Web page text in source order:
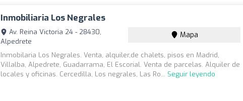
Inmobiliaria Los Negrales
Av. Reina Victoria 24 - 28430,
Alpedrete
Mapa
Inmobilaria Los Negrales. Venta, alquiler,de chalets, pisos en Madrid,
Villalba, Alpedrete, Guadarrama, El Escorial. Venta de parcelas. Alquiler de
locales y oficinas. Cercedilla, Los negrales, Las Ro... Seguir leyendo